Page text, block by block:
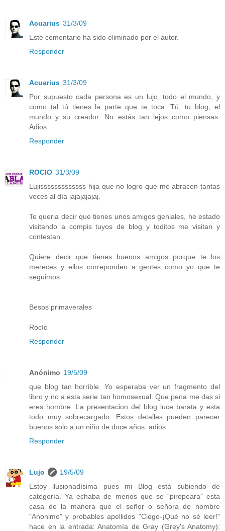
Acuarius 31/3/09
Este comentario ha sido eliminado por el autor.
Responder
Acuarius 31/3/09
Por supuesto cada persona es un lujo, todo el mundo, y
como tal tú tienes la parte que te toca. Tú, tu blog, el
mundo y su creador. No estás tan lejos como piensas.
Adios.
Responder
ROCIO 31/3/09
Lujisssssssssssss hija que no logro que me abracen tantas
veces al día jajajajajaj.
Te queria decir que tienes unos amigos geniales, he estado
visitando a compis tuyos de blog y toditos me visitan y
contestan.
Quiere decir que tienes buenos amigos porque te los
mereces y ellos correponden a gentes como yo que te
seguimos.
Besos primaverales
Rocío
Responder
Anónimo 19/5/09
que blog tan horrible. Yo esperaba ver un fragmento del
libro y no a esta serie tan homosexual. Que pena me das si
eres hombre. La presentacion del blog luce barata y esta
todo muy sobrecargado. Estos detalles pueden parecer
buenos solo a un niño de doce años. adios
Responder
Lujo
19/5/09
Estoy ilusionadísima pues mi Blog está subiendo de
categoría. Ya echaba de menos que se "piropeara" esta
casa de la manera que el señor o señora de nombre
"Anonimo" y probables apellidos "Ciego-¡Qué no sé leer!"
hace en la entrada: Anatomía de Gray (Grey's Anatomy):